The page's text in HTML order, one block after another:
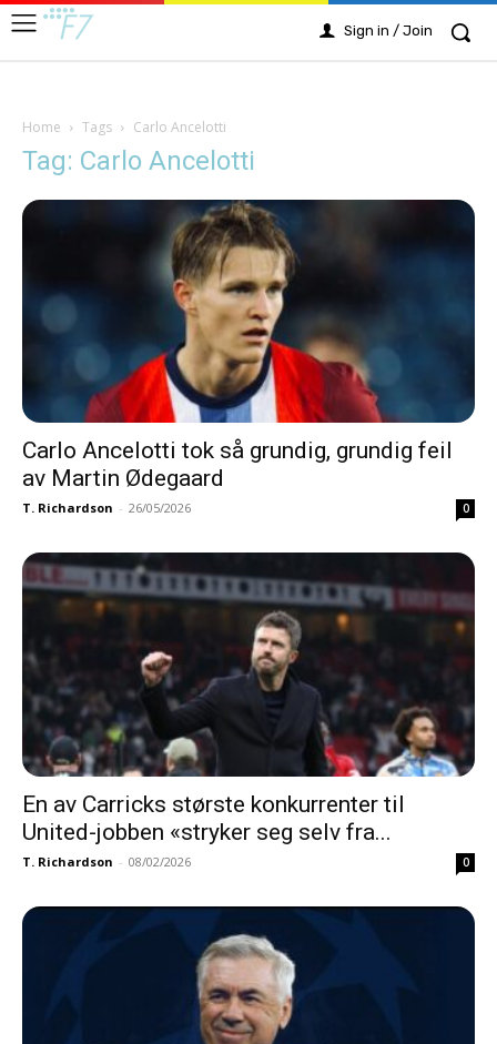
Sign in / Join
Home Tags Carlo Ancelotti
Tag: Carlo Ancelotti
Carlo Ancelotti tok så grundig, grundig feil
av Martin Ødegaard
T. Richardson - 26/05/2026 0
En av Carricks største konkurrenter til
United-jobben «stryker seg selv fra...
T. Richardson - 08/02/2026 0